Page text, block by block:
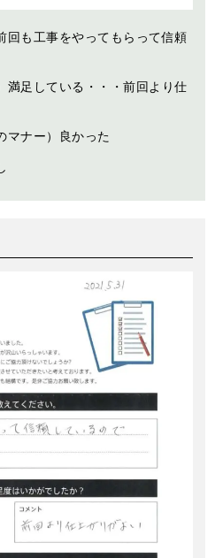
回も工事をやってもらって信頼
満足している・・・前回より仕
マナー）良かった